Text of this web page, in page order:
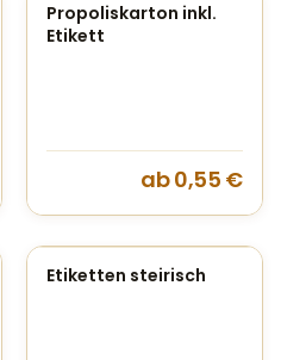
Propoliskarton inkl.
Etikett
ab0,55 €
Etiketten steirisch